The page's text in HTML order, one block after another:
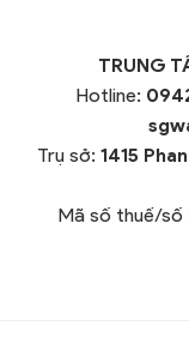
TRUNG
Hotline:
Trụ sở: 1415
Mã số thuế/số